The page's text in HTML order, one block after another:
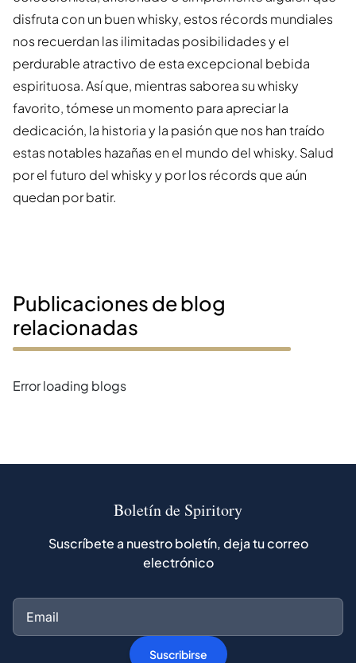
disfruta con un buen whisky, estos récords mundiales
nos recuerdan las ilimitadas posibilidades y el
perdurable atractivo de esta excepcional bebida
espirituosa. Así que, mientras saborea su whisky
favorito, tómese un momento para apreciar la
dedicación, la historia y la pasión que nos han traído
estas notables hazañas en el mundo del whisky. Salud
por el futuro del whisky y por los récords que aún
quedan por batir.
Publicaciones de blog
relacionadas
Error loading blogs
Boletín de Spiritory
Suscríbete a nuestro boletín, deja tu correo
electrónico
Suscribirse